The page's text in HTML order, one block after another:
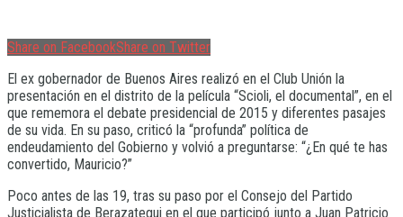
Share on FacebookShare on Twitter
El ex gobernador de Buenos Aires realizó en el Club Unión la
presentación en el distrito de la película “Scioli, el documental”, en el
que rememora el debate presidencial de 2015 y diferentes pasajes
de su vida. En su paso, criticó la “profunda” política de
endeudamiento del Gobierno y volvió a preguntarse: “¿En qué te has
convertido, Mauricio?”
Poco antes de las 19, tras su paso por el Consejo del Partido
Justicialista de Berazategui en el que participó junto a Juan Patricio